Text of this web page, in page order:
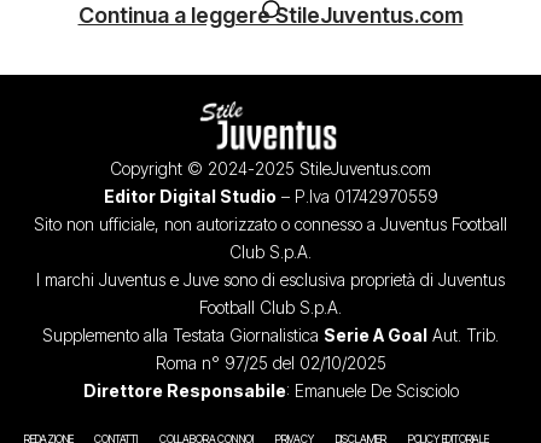
Continua a leggere StileJuventus.com
Copyright © 2024-2025 StileJuventus.com
Editor Digital Studio – P.Iva 01742970559
Sito non ufficiale, non autorizzato o connesso a Juventus Football
Club S.p.A.
I marchi Juventus e Juve sono di esclusiva proprietà di Juventus
Football Club S.p.A.
Supplemento alla Testata Giornalistica Serie A Goal Aut. Trib.
Roma n° 97/25 del 02/10/2025
Direttore Responsabile: Emanuele De Scisciolo
REDAZIONE CONTATTI COLLABORA CON NOI PRIVACY DISCLAIMER POLICY EDITORIALE